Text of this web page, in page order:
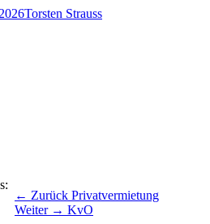
Autor
Torsten Strauss
← Zurück Vorhergehender
Beitrag:
Privatvermietung
Weiter → Nächster
KvO